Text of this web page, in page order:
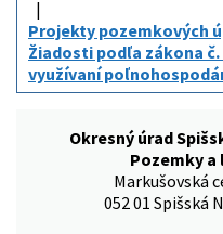
Projekty pozemkových
Žiadosti podľa zákona č.
využívaní
Okresný úrad
Pozemky a
Markušovská
052 01 Spišská